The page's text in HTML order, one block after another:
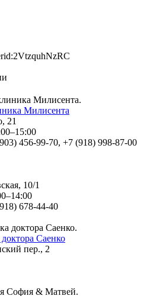
Милисента
21
456-99-70, +7 (918) 998-87-00
10/1
678-44-40
Саенко
пер., 2